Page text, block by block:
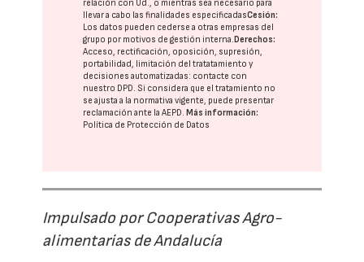
relación con Ud., o mientras sea necesario para
llevar a cabo las finalidades especificadasCesión:
Los datos pueden cederse a otras empresas del
grupo por motivos de gestión interna. Derechos:
Acceso, rectificación, oposición, supresión,
portabilidad, limitación del tratatamiento y
decisiones automatizadas: contacte con
nuestro DPD. Si considera que el tratamiento no
se ajusta a la normativa vigente, puede presentar
reclamación ante laAEPD. Más información:
Política de Protección de Datos
Impulsado por Cooperativas Agro-
alimentarias de Andalucía